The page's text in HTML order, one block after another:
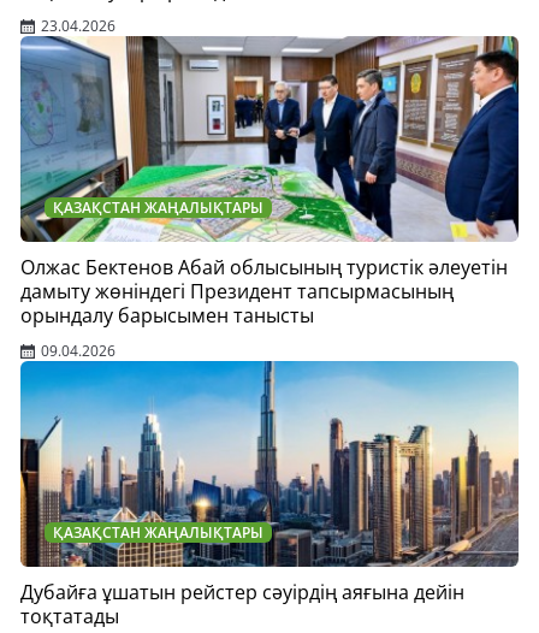
23.04.2026
ҚАЗАҚСТАН ЖАҢАЛЫҚТАРЫ
Олжас Бектенов Абай облысының туристік әлеуетін
дамыту жөніндегі Президент тапсырмасының
орындалу барысымен танысты
09.04.2026
ҚАЗАҚСТАН ЖАҢАЛЫҚТАРЫ
Дубайға ұшатын рейстер сәуірдің аяғына дейін
тоқтатады